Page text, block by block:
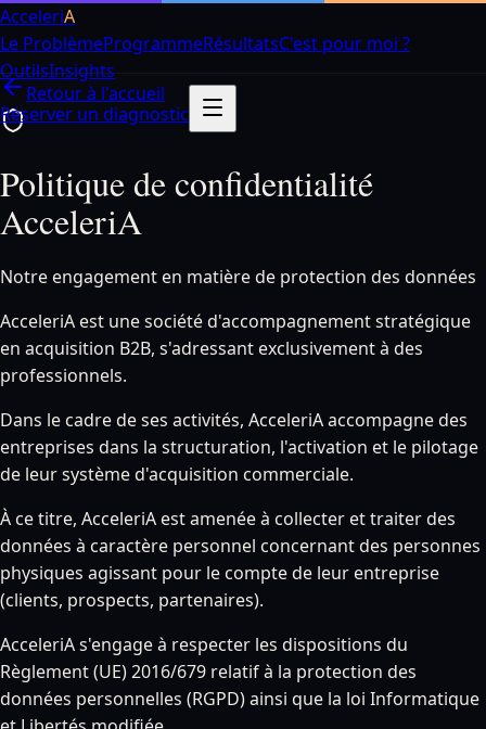
Aller au contenu principal
AcceleriA
Le ProblèmeProgrammeRésultatsC'est pour moi ?
OutilsInsights
Réserver un diagnostic
Retour à l'accueil
Politique de confidentialité
AcceleriA
Notre engagement en matière de protection des données
AcceleriA est une société d'accompagnement stratégique
en acquisition B2B, s'adressant exclusivement à des
professionnels.
Dans le cadre de ses activités, AcceleriA accompagne des
entreprises dans la structuration, l'activation et le pilotage
de leur système d'acquisition commerciale.
À ce titre, AcceleriA est amenée à collecter et traiter des
données à caractère personnel concernant des personnes
physiques agissant pour le compte de leur entreprise
(clients, prospects, partenaires).
AcceleriA s'engage à respecter les dispositions du
Règlement (UE) 2016/679 relatif à la protection des
données personnelles (RGPD) ainsi que la loi Informatique